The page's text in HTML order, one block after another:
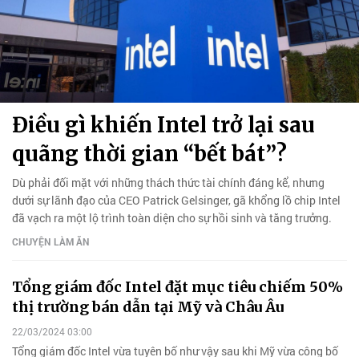
Điều gì khiến Intel trở lại sau
quãng thời gian “bết bát”?
Dù phải đối mặt với những thách thức tài chính đáng kể, nhưng
dưới sự lãnh đạo của CEO Patrick Gelsinger, gã khổng lồ chip Intel
đã vạch ra một lộ trình toàn diện cho sự hồi sinh và tăng trưởng.
CHUYỆN LÀM ĂN
Tổng giám đốc Intel đặt mục tiêu chiếm 50%
thị trường bán dẫn tại Mỹ và Châu Âu
22/03/2024 03:00
Tổng giám đốc Intel vừa tuyên bố như vậy sau khi Mỹ vừa công bố